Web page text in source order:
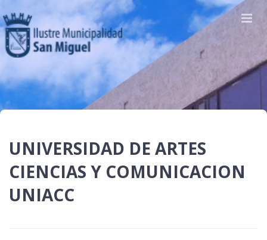
UNIVERSIDAD DE ARTES
CIENCIAS Y COMUNICACION
UNIACC